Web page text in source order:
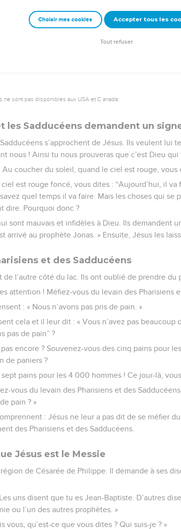
les foules. Il monte dans la barque et il va dans la
– Bibli’O, 2000, avec autorisation. Pour vous procurer une Bible
ne sont pas disponibles aux USA et C anada.
les Sadducéens demandent un
s’approchent de Jésus. Ils veulent lui
nous ! Ainsi tu nous prouveras que c’est Dieu qui
Au coucher du soleil, quand le ciel est rouge, vous
est rouge foncé, vous dites : “Aujourd’hui, il va
quel temps il va faire. Mais les choses qui se
dire. Pourquoi donc ?
sont mauvais et infidèles à Dieu. Ils demandent
arrivé au prophète Jonas. » Ensuite, Jésus les
et des Sadducéens
de l’autre côté du lac. Ils ont oublié de prendre du
attention ! Méfiez-vous du levain des Pharisiens
: « Nous n’avons pas pris de pain. »
cela et il leur dit : « Vous n’avez pas
pas de pain” ?
encore ? Souvenez-vous des cinq pains pour
de paniers ?
pains pour les 4 000 hommes ! Ce jour-là,
vous du levain des Pharisiens et des
pain ? »
: Jésus ne leur a pas dit de se méfier
des Pharisiens et des Sadducéens.
Jésus est le Messie
de Césarée de Philippe. Il demande à ses
uns disent que tu es Jean-Baptiste. D’autres
ou l’un des autres prophètes. »
vous, qu’est-ce que vous dites ? Qui suis-je ? »
Choisir mes cookies Accepter tous les
Tout refuser